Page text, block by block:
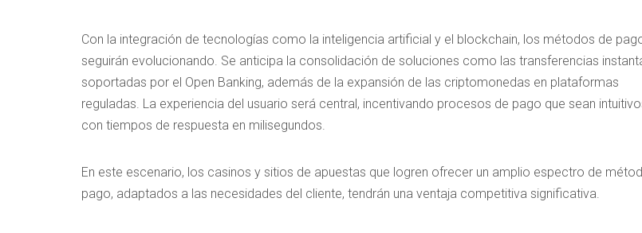
Con la integración de tecnologías como la inteligencia artificial y el blockchain, los métodos de
seguirán evolucionando. Se anticipa la consolidación de soluciones como las transferencias
soportadas por el Open Banking, además de la expansión de las criptomonedas en plataformas
reguladas. La experiencia del usuario será central, incentivando procesos de pago que sean
con tiempos de respuesta en milisegundos.
En este escenario, los casinos y sitios de apuestas que logren ofrecer un amplio espectro de
pago, adaptados a las necesidades del cliente, tendrán una ventaja competitiva significativa.